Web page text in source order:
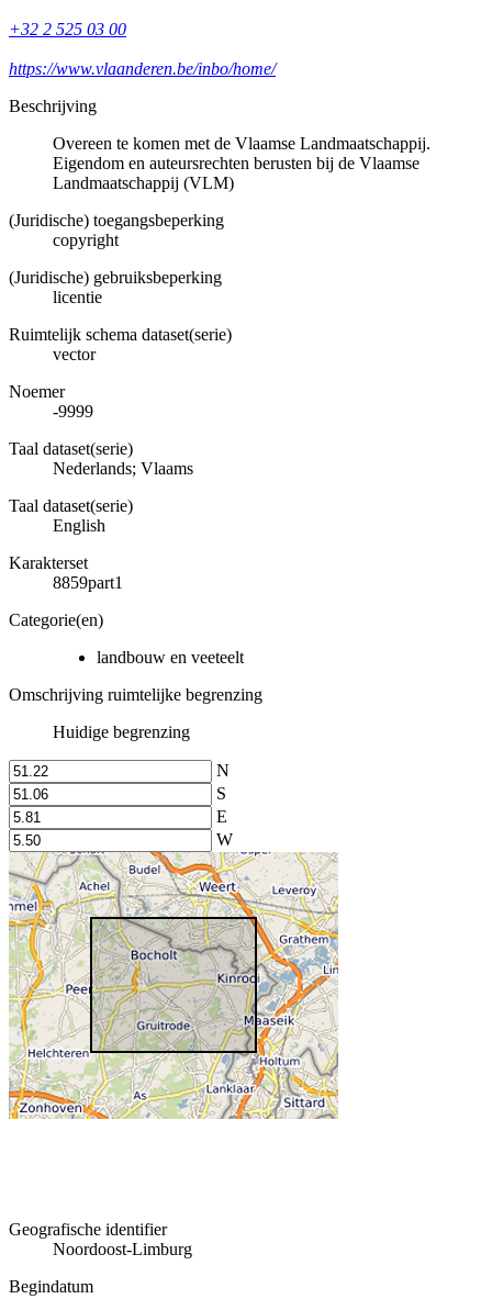
+32 2 525 03 00
https://www.vlaanderen.be/inbo/home/
Beschrijving
Overeen te komen met de Vlaamse Landmaatschappij.
Eigendom en auteursrechten berusten bij de Vlaamse
Landmaatschappij (VLM)
(Juridische) toegangsbeperking
copyright
(Juridische) gebruiksbeperking
licentie
Ruimtelijk schema dataset(serie)
vector
Noemer
-9999
Taal dataset(serie)
Nederlands; Vlaams
Taal dataset(serie)
English
Karakterset
8859part1
Categorie(en)
landbouw en veeteelt
Omschrijving ruimtelijke begrenzing
Huidige begrenzing
N
S
E
W
Geografische identifier
Noordoost-Limburg
Begindatum